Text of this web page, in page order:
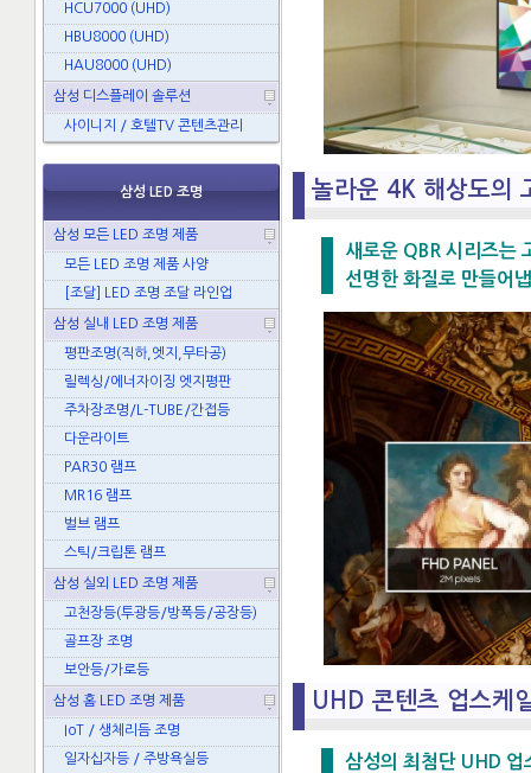
HCU7000 (UHD)
HBU8000 (UHD)
HAU8000 (UHD)
삼성 디스플레이 솔루션
사이니지 / 호텔TV 콘텐츠관리
삼성 LED 조명
삼성 모든 LED 조명 제품
모든 LED 조명 제품 사양
[조달] LED 조명 조달 라인업
삼성 실내 LED 조명 제품
평판조명(직하,엣지,무타공)
릴렉싱/에너자이징 엣지평판
주차장조명/L-TUBE/간접등
다운라이트
PAR30 램프
MR16 램프
벌브 램프
스틱/크립톤 램프
삼성 실외 LED 조명 제품
고천장등(투광등/방폭등/공장등)
골프장 조명
보안등/가로등
삼성 홈 LED 조명 제품
IoT / 생체리듬 조명
일자십자등 / 주방욕실등
놀라운 4K 해상도의
새로운 QBR 시리즈는
선명한 화질로 만들어
UHD 콘텐츠 업스케
삼성의 최첨단 UHD 업